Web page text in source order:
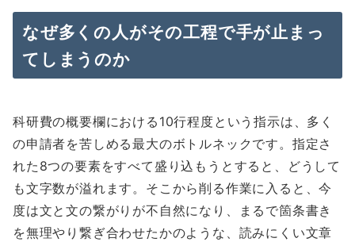
なぜ多くの人がその工程で手が止まっ
てしまうのか
科研費の概要欄における10行程度という指示は、多く
の申請者を苦しめる最大のボトルネックです。指定さ
れた8つの要素をすべて盛り込もうとすると、どうして
も文字数が溢れます。そこから削る作業に入ると、今
度は文と文の繋がりが不自然になり、まるで箇条書き
を無理やり繋ぎ合わせたかのような、読みにくい文章